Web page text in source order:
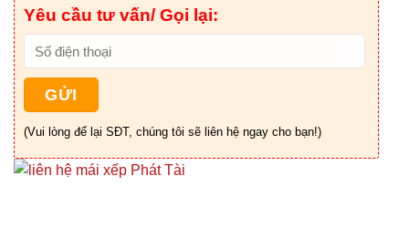
Yêu cầu tư vấn/ Gọi lại:
(Vui lòng để lại SĐT, chúng tôi sẽ liên hệ ngay cho bạn!)